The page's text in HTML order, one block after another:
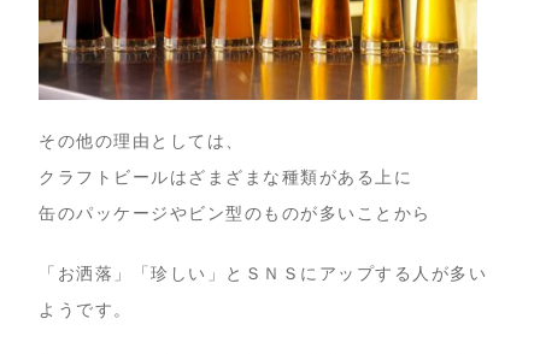
その他の理由としては、
クラフトビールはざまざまな種類がある上に
缶のパッケージやビン型のものが多いことから
「お洒落」「珍しい」とＳＮＳにアップする人が多い
ようです。